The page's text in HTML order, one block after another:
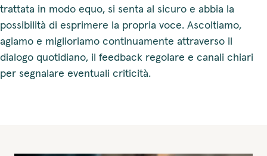
trattata in modo equo, si senta al sicuro e abbia la
possibilità di esprimere la propria voce. Ascoltiamo,
agiamo e miglioriamo continuamente attraverso il
dialogo quotidiano, il feedback regolare e canali chiari
per segnalare eventuali criticità.